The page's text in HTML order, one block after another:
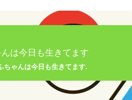
は今日も生きてます
ちゃんは今日も生きてます.